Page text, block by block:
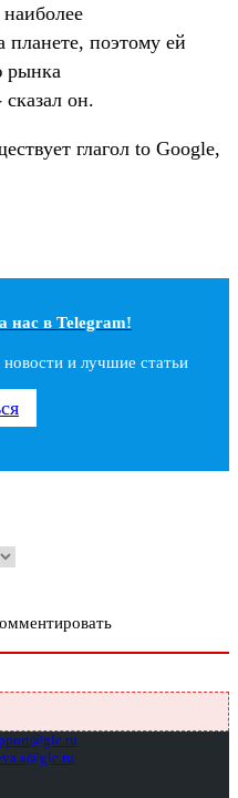
поэтому ей
рынка
он.
глагол to Google,
наc в Telegram!
и лучшие статьи